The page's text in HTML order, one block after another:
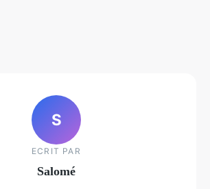
S
ECRIT PAR
Salomé